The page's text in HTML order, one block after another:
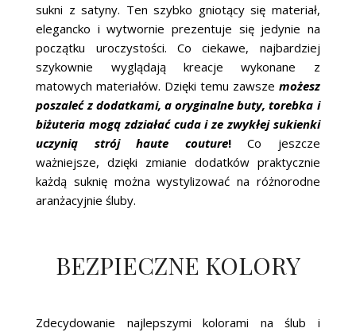
sukni z satyny. Ten szybko gniotący się materiał,
elegancko i wytwornie prezentuje się jedynie na
początku uroczystości. Co ciekawe, najbardziej
szykownie wyglądają kreacje wykonane z
matowych materiałów. Dzięki temu zawsze możesz
poszaleć z dodatkami, a oryginalne buty, torebka i
biżuteria mogą zdziałać cuda i ze zwykłej sukienki
uczynią strój haute couture!Co jeszcze
ważniejsze, dzięki zmianie dodatków praktycznie
każdą suknię można wystylizować na różnorodne
aranżacyjnie śluby.
BEZPIECZNE KOLORY
Zdecydowanie najlepszymi kolorami na ślub i